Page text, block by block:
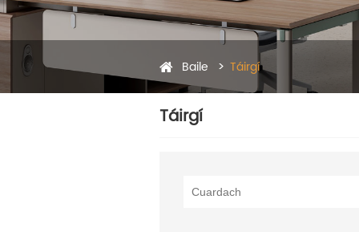
Baile Táirgí
Táirgí